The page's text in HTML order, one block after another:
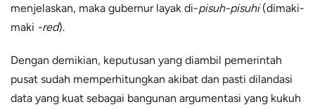
menjelaskan, maka gubernur layak di-pisuh-pisuhi(dimaki-
maki -red).
Dengan demikian, keputusan yang diambil pemerintah
pusat sudah memperhitungkan akibat dan pasti dilandasi
data yang kuat sebagai bangunan argumentasi yang kukuh